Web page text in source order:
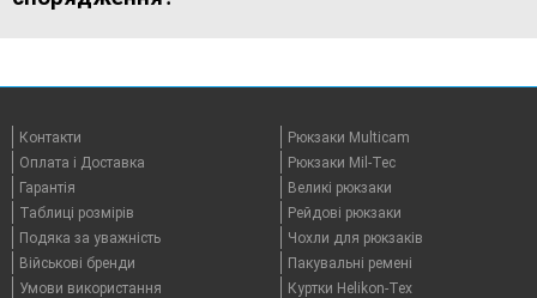
Контакти
Оплата i Доставка
Гарантія
Таблицi розмірів
Подяка за уважність
Військові бренди
Умови використання
Рюкзаки Multicam
Рюкзаки Mil-Tec
Великі рюкзаки
Рейдові рюкзаки
Чохли для рюкзаків
Пакувальні ремені
Куртки Helikon-Tex